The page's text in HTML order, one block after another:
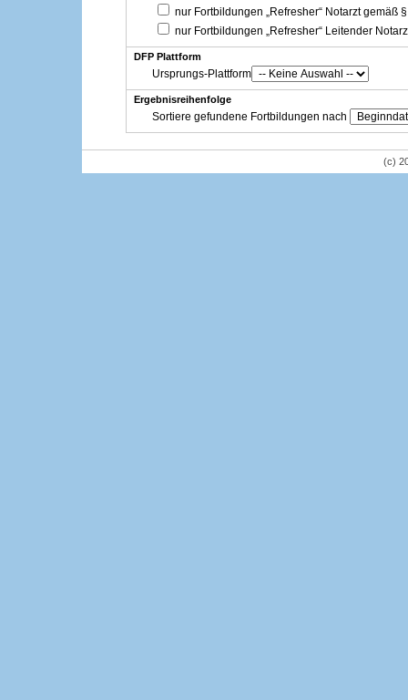
nur Fortbildungen „Refresher“ Notarzt gemäß
nur Fortbildungen „Refresher“ Leitender
DFP Plattform
Ursprungs-Plattform
Ergebnisreihenfolge
Sortiere gefundene Fortbildungen nach
(c)